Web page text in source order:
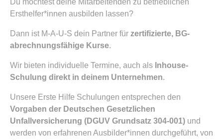
Du möchtest deine Mitarbeitenden zu betrieblichen
Ersthelfer*innen ausbilden lassen?
Dann ist M-A-U-S dein Partner für zertifizierte, BG-
abrechnungsfähige Kurse.
Wir bieten individuelle Termine, auch als Inhouse-
Schulung direkt in deinem Unternehmen.
Unsere Erste Hilfe Schulungen entsprechen den
Vorgaben der Deutschen Gesetzlichen
Unfallversicherung (DGUV Grundsatz 304-001) und
werden von erfahrenen Ausbilder*innen durchgeführt, von